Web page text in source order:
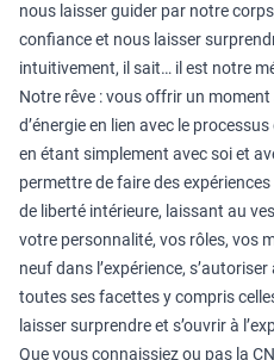
nous laisser guider par notre
confiance et nous laisser
intuitivement, il sait… il est notre
Notre rêve : vous offrir un
d’énergie en lien avec le
en étant simplement avec soi et
permettre de faire des
de liberté intérieure, laissant au
votre personnalité, vos rôles, vos
neuf dans l’expérience,
toutes ses facettes y compris
laisser surprendre et s’ouvrir à
Que vous connaissiez ou pas la